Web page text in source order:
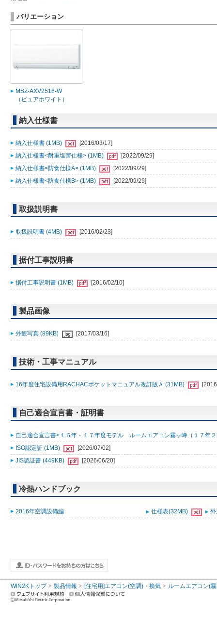
バリエーション
MSZ-AXV2516-W
（ピュアホワイト）
納入仕様書
納入仕様書 (1MB)
[2016/03/17]
納入仕様書<耐重塩害仕様> (1MB)
[2022/09/29]
納入仕様書<防食仕様A> (1MB)
[2022/09/29]
納入仕様書<防食仕様B> (1MB)
[2022/09/29]
取扱説明書
取扱説明書 (4MB) [2016/02/23]
据付工事説明書
据付工事説明書 (1MB) [2016/02/10]
製品画像
外観写真 (89KB) [2017/03/16]
技術・工事マニュアル
16年度住宅設備用RACHACポケットマニュアル改訂版Ａ (31MB)
自己適合宣言書・証明書
自己適合宣言書<１６年・１７年度モデル ルームエアコン霧ヶ峰（１７年
ISO認定証 (1MB)
[2026/07/02]
JIS認証書 (449KB)
[2026/06/20]
冷熱ハンドブック
2016年空調設備編 仕様表(32MB)
WIN2Kトップ 製品情報 [住宅用]エアコン(空調)・換気 ルームエアコン(